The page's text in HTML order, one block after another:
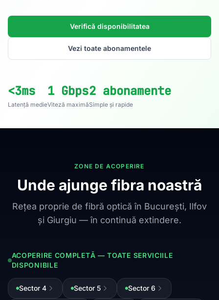
Verifică disponibilitatea
Vezi toate abonamentele
<3ms
Latență medie
1 Gbps
Viteză maximă
2 abonamente
Simple și rapide
ZONE DE ACOPERIRE
Unde ajunge fibra noastră
Rețea proprie de fibră optică în București, Ilfov
și Giurgiu — în continuă extindere.
ACOPERIRE COMPLETĂ — TOATE SERVICIILE
DISPONIBILE
Sector 4 Sector 5 Sector 6